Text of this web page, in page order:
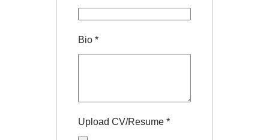
Bio *
Upload CV/Resume *